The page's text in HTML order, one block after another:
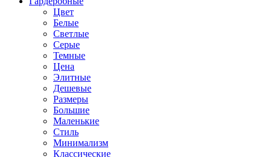
Цвет
Белые
Светлые
Серые
Темные
Цена
Элитные
Дешевые
Размеры
Большие
Маленькие
Стиль
Минимализм
Классические